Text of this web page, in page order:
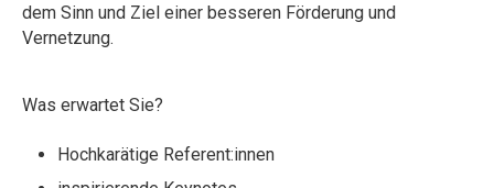
dem Sinn und Ziel einer besseren Förderung und
Vernetzung.
Was erwartet Sie?
Hochkarätige Referent:innen